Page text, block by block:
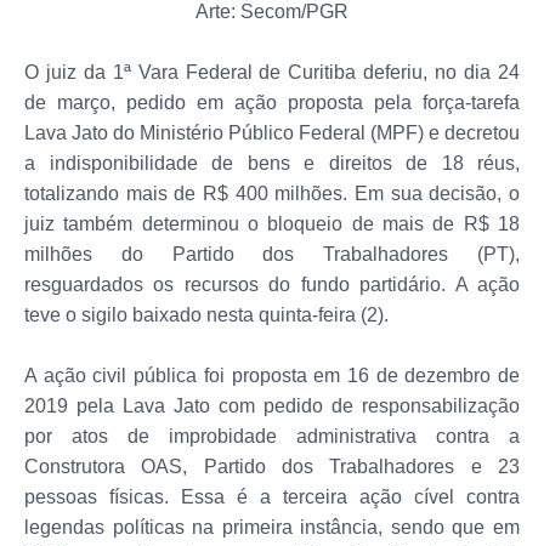
Arte: Secom/PGR
O juiz da 1ª Vara Federal de Curitiba deferiu, no dia 24
de março, pedido em ação proposta pela força-tarefa
Lava Jato do Ministério Público Federal (MPF) e decretou
a indisponibilidade de bens e direitos de 18 réus,
totalizando mais de R$ 400 milhões. Em sua decisão, o
juiz também determinou o bloqueio de mais de R$ 18
milhões do Partido dos Trabalhadores (PT),
resguardados os recursos do fundo partidário. A ação
teve o sigilo baixado nesta quinta-feira (2).
A ação civil pública foi proposta em 16 de dezembro de
2019 pela Lava Jato com pedido de responsabilização
por atos de improbidade administrativa contra a
Construtora OAS, Partido dos Trabalhadores e 23
pessoas físicas. Essa é a terceira ação cível contra
legendas políticas na primeira instância, sendo que em